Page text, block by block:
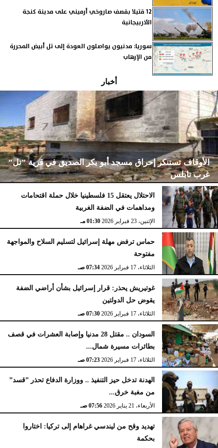
12 قتيلا بقصف صاروخي أرميني على مدينة كنجة
الأذربيجانية
سوريا: مدنيون يواصلون العودة إلى تل أبيض المحررة
من الإرهاب
أخبار
الأوقاف تستنكر إحراق مسجد أبو بكر الصديق في قرية ”تل”
غرب نابلس
الإثنين، 23 فبراير 2026 02:15 مـ
الاحتلال يعتقل 15 فلسطينيا خلال حملة اقتحامات
ومداهمات في الضفة الغربية
الإثنين، 23 فبراير 2026 01:30 مـ
حماس ترفض مهلة إسرائيل لتسليم السلاح والمواجهة
مفتوحة
الثلاثاء، 17 فبراير 2026 07:34 صـ
غوتيريش يحذر: قرار إسرائيل بشأن أراضي الضفة
يقوض حل الدولتين
الثلاثاء، 17 فبراير 2026 07:30 صـ
السودان .. مقتل 28 مدنيا وإصابة العشرات في قصف
بطائرات مسيرة شمال...
الثلاثاء، 17 فبراير 2026 07:23 صـ
الهدنة تدخل حيز التنفيذ .. ووزارة الدفاع تحذر ”قسد”
من مغبة خرق...
الأربعاء، 21 يناير 2026 07:56 صـ
تهديد وقح من ليندسي غراهام إلى تركيا: اختاروا
بحكمة